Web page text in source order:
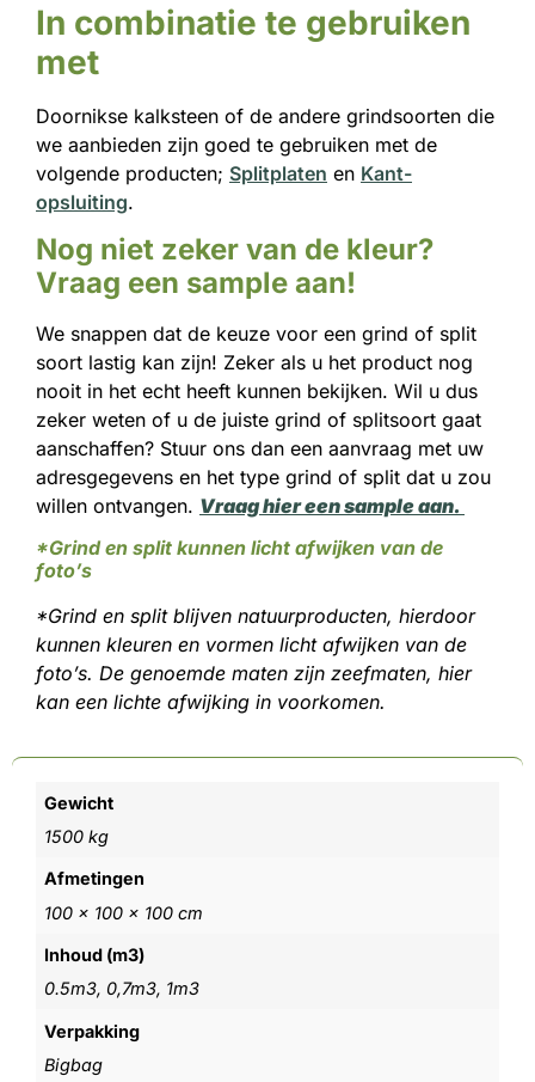
In combinatie te gebruiken
met
Doornikse kalksteen of de andere grindsoorten die
we aanbieden zijn goed te gebruiken met de
volgende producten; Splitplaten en Kant-
opsluiting.
Nog niet zeker van de kleur?
Vraag een sample aan!
We snappen dat de keuze voor een grind of split
soort lastig kan zijn! Zeker als u het product nog
nooit in het echt heeft kunnen bekijken. Wil u dus
zeker weten of u de juiste grind of splitsoort gaat
aanschaffen? Stuur ons dan een aanvraag met uw
adresgegevens en het type grind of split dat u zou
willen ontvangen. Vraag hier een sample aan.
*Grind en split kunnen licht afwijken van de
foto’s
*Grind en split blijven natuurproducten, hierdoor
kunnen kleuren en vormen licht afwijken van de
foto’s. De genoemde maten zijn zeefmaten, hier
kan een lichte afwijking in voorkomen.
Gewicht
1500 kg
Afmetingen
100 × 100 × 100 cm
Inhoud (m3)
0.5m3, 0,7m3, 1m3
Verpakking
Bigbag